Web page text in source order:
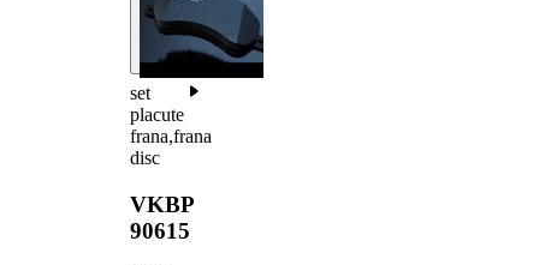
set
placute
frana,frana
disc
VKBP
90615